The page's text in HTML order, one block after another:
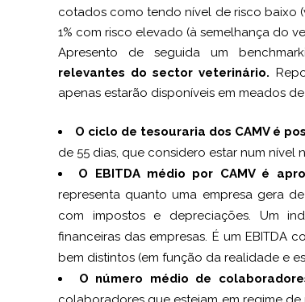
cotados como tendo nível de risco baixo
1% com risco elevado (à semelhança do
Apresento de seguida um
relevantes do sector veterinário.
apenas estarão disponíveis em meados de
O ciclo de tesouraria dos CAMV é
de 55 dias, que considero estar num nível
O EBITDA médio por CAMV é
representa quanto uma empresa gera
com impostos e depreciações. Um
financeiras das empresas. É um EBITDA
bem distintos (em função da realidade e
O número médio de